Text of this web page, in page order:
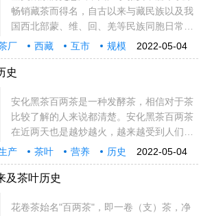
畅销藏茶而得名，自古以来与藏民族以及我
国西北部蒙、维、回、羌等民族同胞日常生
活紧密相关。金尖藏茶历史渊源藏茶于四川
盆地西南向青藏高原过渡地带（地理学上
称"雨极"）
2022-05-04
厂 西藏 互市
规模
司 同胞 年间 战马
政府
祖
史
安化黑茶百两茶是一种发酵茶，相信对于茶
比较了解的人来说都清楚。安化黑茶百两茶
在近两天也是越炒越火，越来越受到人们的
喜爱，原因在于他的保健效果，他相当于是
一种天然的保健品，安化百两茶历史久远，
下面我们就
2022-05-04
产 茶叶 营养
历史
健 成分 物质 过程
发酵
值 原料
及茶叶历史
花卷茶始名"百两茶"，即一卷（支）茶，净